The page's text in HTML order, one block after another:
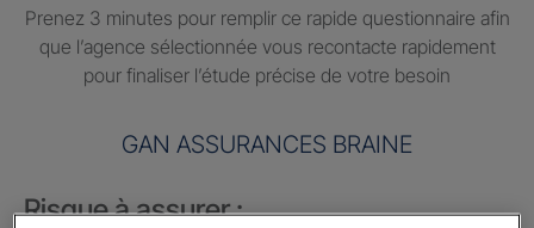
Prenez 3 minutes pour remplir ce rapide questionnaire afin
que l’agence sélectionnée vous recontacte rapidement
pour finaliser l’étude précise de votre besoin
GAN ASSURANCES BRAINE
Risque à assurer :